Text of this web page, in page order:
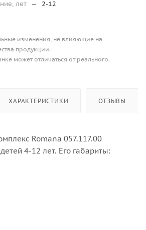
лет — 2-12
изменения, не влияющие на
продукции.
может отличаться от реального.
ХАРАКТЕРИСТИКИ ОТЗЫВЫ
Romana 057.117.00
4-12 лет. Его габариты: